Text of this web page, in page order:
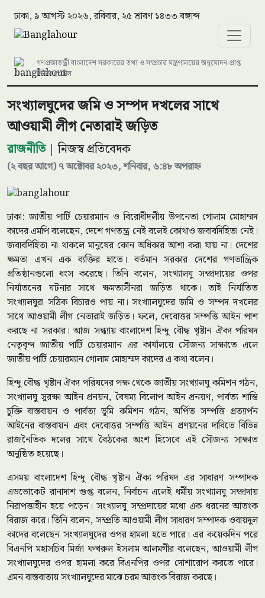
ঢাকা, ৯ আগস্ট ২০২৬, রবিবার, ২৫ শ্রাবণ ১৪৩৩ বঙ্গাব্দ
গণপ্রজাতন্ত্রী বাংলাদেশ সরকারের তথ্য ও সম্প্রচার মন্ত্রণালয়ের অনুমোদন প্রাপ্ত
নিউজ পোর্টাল
সংখ্যালঘুদের জমি ও সম্পদ দখলের সাথে
আওয়ামী লীগ নেতারাই জড়িত
রাজনীতি| নিজস্ব প্রতিবেদক
(২ বছর আগে) ৭ অক্টোবর ২০২৩, শনিবার, ৬:৪৮ অপরাহ্ন
ঢাকা: জাতীয় পার্টি চেয়ারম্যান ও বিরোধীদলীয় উপনেতা গোলাম মোহাম্মদ
কাদের এমপি বলেছেন, দেশে গণতন্ত্র নেই বলেই কোথাও জবাবদিহিতা নেই।
জবাবদিহিতা না থাকলে মানুষের কোন অধিকার আশা করা যায় না। দেশের
ক্ষমতা এখন এক ব্যক্তির হাতে। বর্তমান সরকার দেশের গণতান্ত্রিক
প্রতিষ্ঠানগুলো ধংস করেছে। তিনি বলেন, সংখ্যালঘু সম্প্রদায়ের ওপর
নির্যাতনের ঘটনার সাথে ক্ষমতাসীনরা জড়িত থাকে। তাই নির্যাতিত
সংখ্যালঘুরা সঠিক বিচারও পায় না। সংখ্যালঘুদের জমি ও সম্পদ দখলের
সাথে আওয়ামী লীগ নেতারাই জড়িত। ফলে, দেবোত্তর সম্পত্তি আইন পাশ
করছে না সরকার। আজ সন্ধ্যায় বাংলাদেশ হিন্দু বৌদ্ধ খৃষ্টান ঐক্য পরিষদ
নেতৃবৃন্দ জাতীয় পার্টি চেয়ারম্যান এর কার্যালয়ে সৌজন্য সাক্ষাতে এলে
জাতীয় পার্টি চেয়ারম্যান গোলাম মোহাম্মদ কাদের এ কথা বলেন।
হিন্দু বৌদ্ধ খৃষ্টান ঐক্য পরিষদের পক্ষ থেকে জাতীয় সংখ্যালঘু কমিশন গঠন,
সংখ্যালঘু সুরক্ষা আইন প্রনয়ন, বৈষম্য বিলোপ আইন প্রনয়ণ, পার্বত্য শান্তি
চুক্তি বাস্তবায়ন ও পার্বত্য ভূমি কমিশন গঠন, অর্পিত সম্পত্তি প্রত্যার্পন
আইনের বাস্তবায়ন এবং দেবোত্তর সম্পত্তি আইন প্রণয়নের দাবিতে বিভিন্ন
রাজনৈতিক দলের সাথে বৈঠকের অংশ হিসেবে এই সৌজন্য সাক্ষাত
অনুষ্ঠিত হয়েছে।
এসময় বাংলাদেশ হিন্দু বৌদ্ধ খৃষ্টান ঐক্য পরিষদ এর সাধারণ সম্পাদক
এডভোকেট রানাদাশ গুপ্ত বলেন, নির্বাচন এলেই ধর্মীয় সংখ্যালঘু সম্প্রদায়
নিরাপত্তাহীন হয়ে পড়েন। সংখ্যালঘু সম্প্রদায়ের মধ্যে এক ধরনের আতংক
বিরাজ করে। তিনি বলেন, সম্প্রতি আওয়ামী লীগ সাধারণ সম্পাদক ওবায়দুল
কাদের বলেছেন সংখ্যালঘুদের ওপর হামলা হতে পারে। এর কয়েকদিন পরে
বিএনপি মহাসচিব মির্জা ফখরুল ইসলাম আলমগীর বলেছেন, আওয়ামী লীগ
সংখ্যালঘুদের ওপর হামলা করে বিএনপির ওপর দোশারোপ করতে পারে।
এমন বাস্তবাতায় সংখ্যালঘুদের মাঝে চরম আতংক বিরাজ করছে।